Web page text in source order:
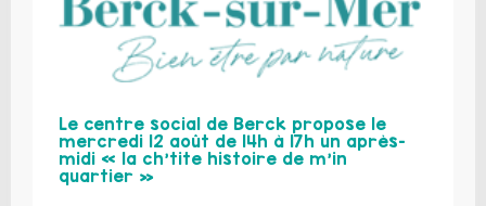
Le centre social de Berck propose le
mercredi 12 août de 14h à 17h un après-
midi « la ch’tite histoire de m’in
quartier »